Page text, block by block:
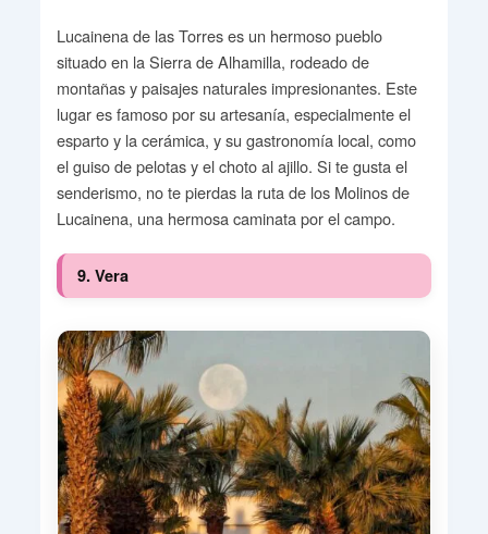
Lucainena de las Torres es un hermoso pueblo
situado en la Sierra de Alhamilla, rodeado de
montañas y paisajes naturales impresionantes. Este
lugar es famoso por su artesanía, especialmente el
esparto y la cerámica, y su gastronomía local, como
el guiso de pelotas y el choto al ajillo. Si te gusta el
senderismo, no te pierdas la ruta de los Molinos de
Lucainena, una hermosa caminata por el campo.
9. Vera